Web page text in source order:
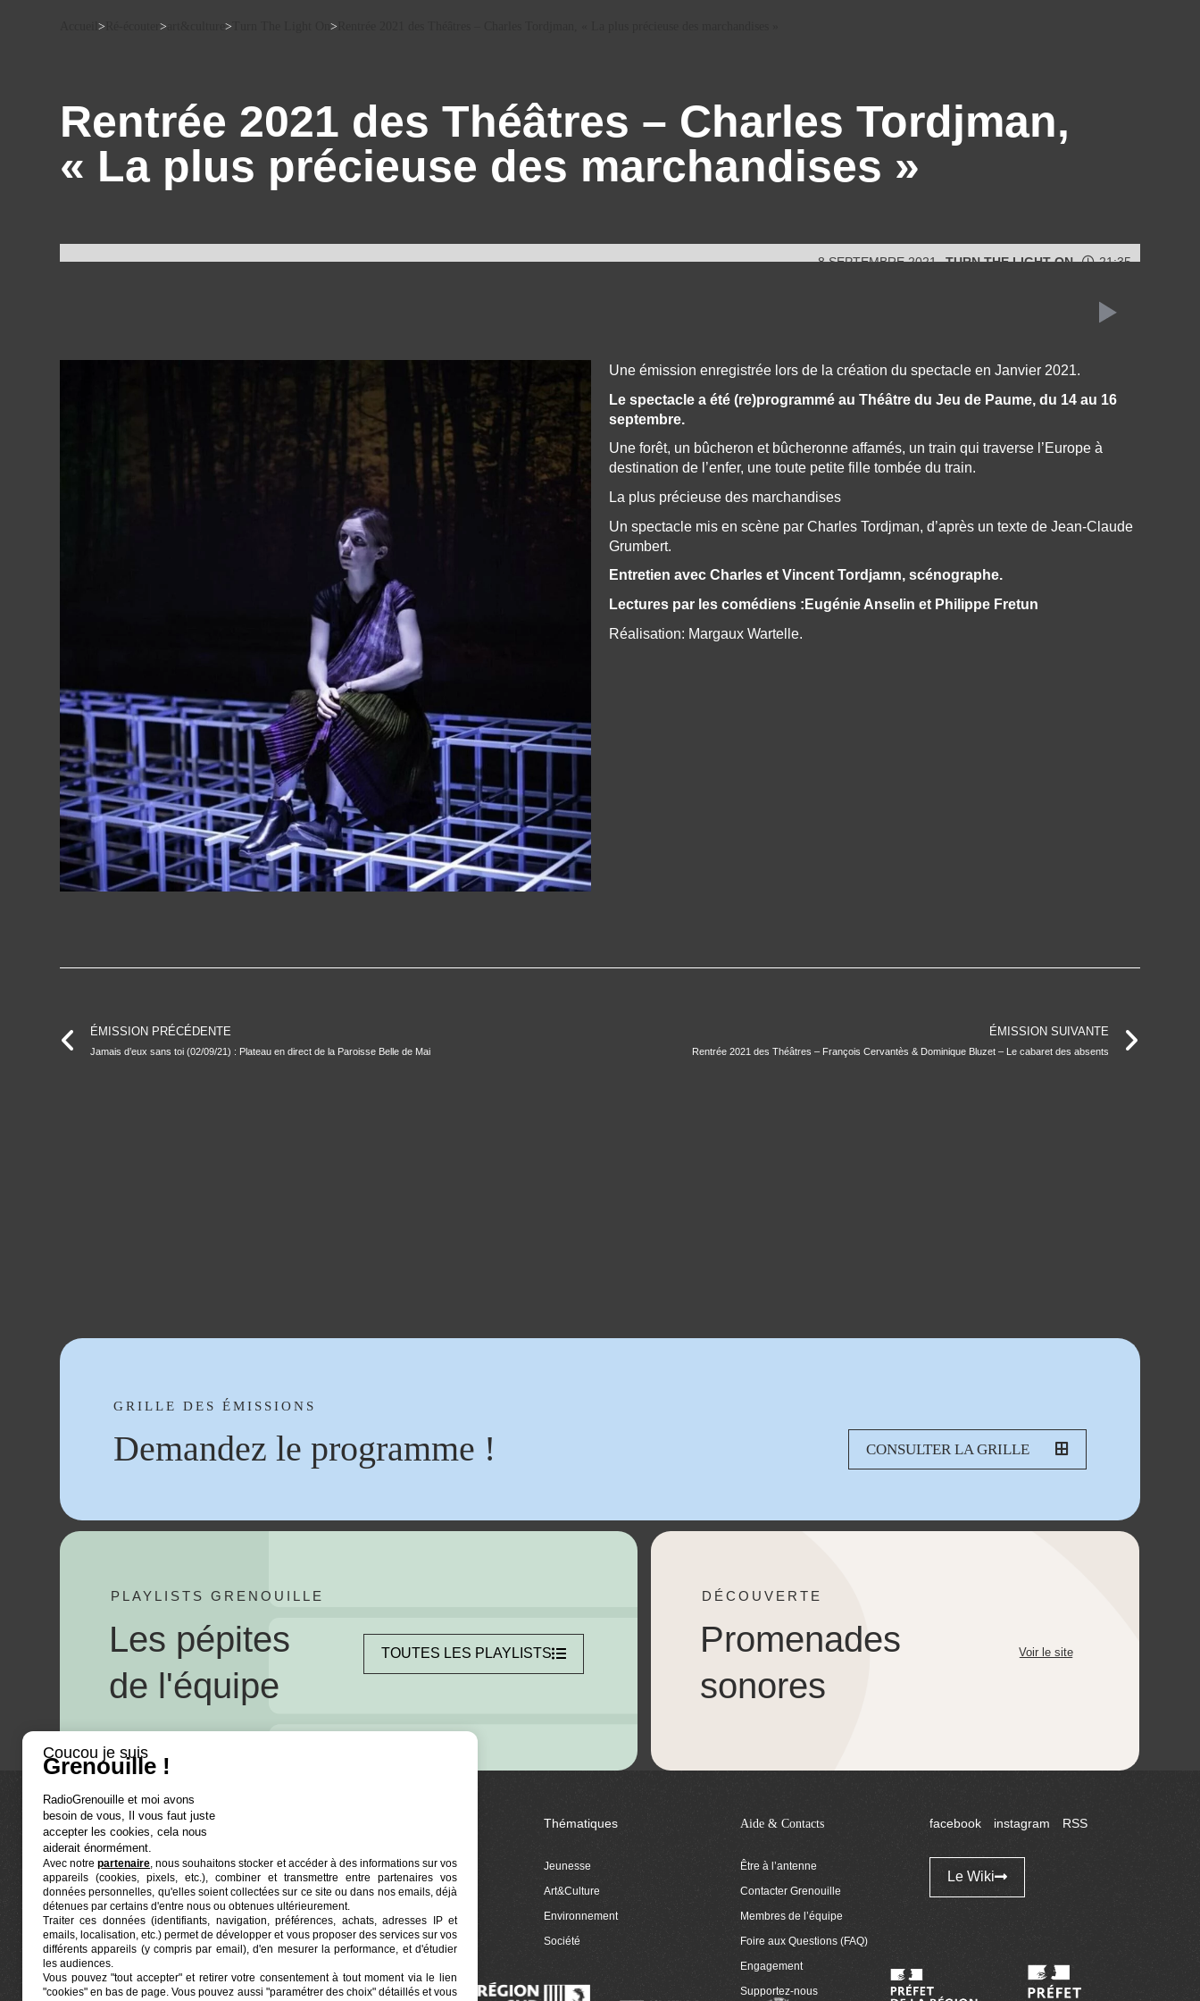
> > > >
Rentrée 2021 des Théâtres – Charles Tordjman,
« La plus précieuse des marchandises »
8 SEPTEMBRE 2021 TURN THE LIGHT ON 21:35
Une émission enregistrée lors de la création du spectacle en Janvier 2021.
Le spectacle a été (re)programmé au Théâtre du Jeu de Paume, du 14 au 16
septembre.
Une forêt, un bûcheron et bûcheronne affamés, un train qui traverse l’Europe à
destination de l’enfer, une toute petite fille tombée du train.
La plus précieuse des marchandises
Un spectacle mis en scène par Charles Tordjman, d’après un texte de Jean-Claude
Grumbert.
Entretien avec Charles et Vincent Tordjamn, scénographe.
Lectures par les comédiens : Eugénie Anselin et Philippe Fretun
Réalisation: Margaux Wartelle.
ÉMISSION PRÉCÉDENTE
Jamais d’eux sans toi (02/09/21) : Plateau en direct de la Paroisse Belle de Mai
ÉMISSION SUIVANTE
Rentrée 2021 des Théâtres – François Cervantès & Dominique Bluzet – Le cabaret des absents
GRILLE DES ÉMISSIONS
Demandez le programme ! CONSULTER LA GRILLE
PLAYLISTS GRENOUILLE
Les pépites
de l'équipe
TOUTES LES PLAYLISTS
DÉCOUVERTE
Promenades
sonores
Voir le site
Euphonia est le partenaire producteur de Radio
Grenouille, radio associative marseillaise.
Locaux situés à la Friche Belle de Mai
41, rue Jobin — 13003 Marseille
Ré-écouter
Actualités
Programmation
Grenouille Euphonia
Thématiques
Jeunesse
Art&Culture
Environnement
Société
Aide & Contacts
Être à l’antenne
Contacter Grenouille
Membres de l’équipe
Foire aux Questions (FAQ)
Engagement
Supportez-nous
facebook instagram RSS
Le Wiki
Coucou je suis
Grenouille !
RadioGrenouille et moi avons
besoin de vous, Il vous faut juste
accepter les cookies, cela nous
aiderait énormément.
Avec notrepartenaire, nous souhaitons stocker et accéder à des informations sur vos
appareils (cookies, pixels, etc.), combiner et transmettre entre partenaires vos
données personnelles, qu'elles soient collectées sur ce site ou dans nos emails, déjà
détenues par certains d'entre nous ou obtenues ultérieurement.
Traiter ces données (identifiants, navigation, préférences, achats, adresses IP et
emails, localisation, etc.) permet de développer et vous proposer des services sur vos
différents appareils (y compris par email), d'en mesurer la performance, et d'étudier
les audiences.
Vous pouvez "tout accepter" et retirer votre consentement à tout moment via le lien
"cookies" en bas de page. Vous pouvez aussi "paramétrer des choix" détaillés et vous